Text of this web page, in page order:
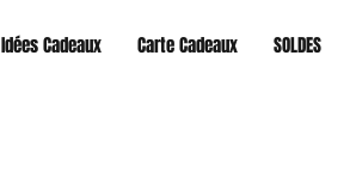
Idées Cadeaux Carte Cadeaux SOLDES